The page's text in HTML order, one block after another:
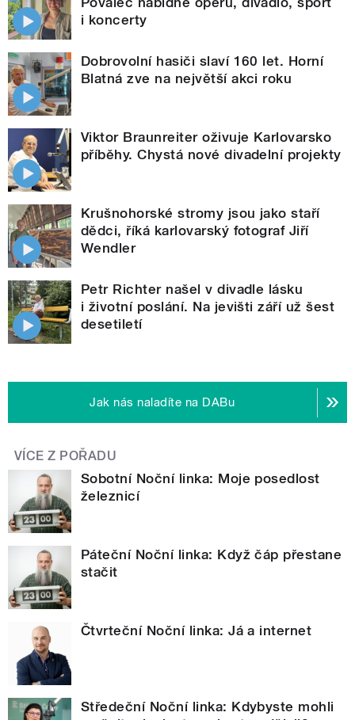
i koncerty
Dobrovolní hasiči slaví 160 let. Horní
Blatná zve na největší akci roku
Viktor Braunreiter oživuje Karlovarsko
příběhy. Chystá nové divadelní projekty
Krušnohorské stromy jsou jako staří
dědci, říká karlovarský fotograf Jiří
Wendler
Petr Richter našel v divadle lásku
i životní poslání. Na jevišti září už šest
desetiletí
Jak nás naladíte na DABu
VÍCE Z POŘADU
Sobotní Noční linka: Moje posedlost
železnicí
Páteční Noční linka: Když čáp přestane
stačit
Čtvrteční Noční linka: Já a internet
Středeční Noční linka: Kdybyste mohli